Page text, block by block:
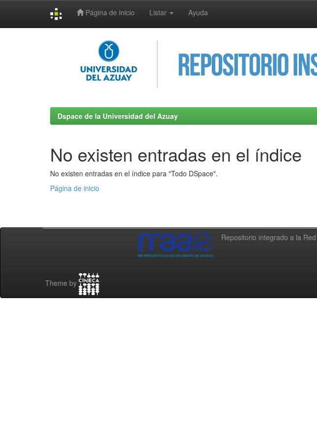
Página de inicio Listar Ayuda
Dspace de la Universidad del Azuay
No existen entradas en el índice
No existen entradas en el índice para "Todo DSpace".
Página de inicio
Repositorio integrado a la
Theme by